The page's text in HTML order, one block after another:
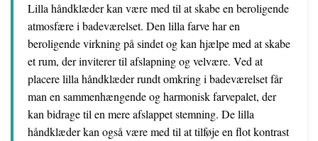
Lilla håndklæder kan være med til at skabe en beroligende
atmosfære i badeværelset. Den lilla farve har en
beroligende virkning på sindet og kan hjælpe med at skabe
et rum, der inviterer til afslapning og velvære. Ved at
placere lilla håndklæder rundt omkring i badeværelset får
man en sammenhængende og harmonisk farvepalet, der
kan bidrage til en mere afslappet stemning. De lilla
håndklæder kan også være med til at tilføje en flot kontrast